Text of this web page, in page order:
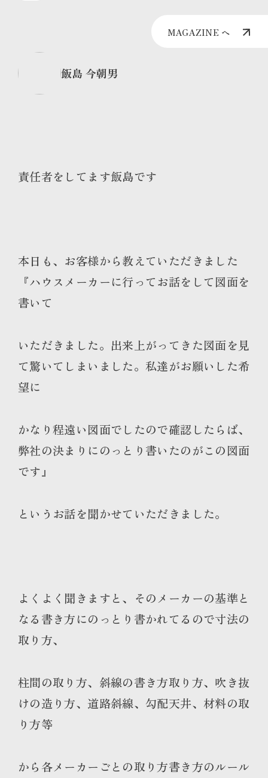
MAGAZINE へ
飯島 今朝男
責任者をしてます飯島です
本日も、お客様から教えていただきました
『ハウスメーカーに行ってお話をして図面を
書いて
いただきました。出来上がってきた図面を見
て驚いてしまいました。私達がお願いした希
望に
かなり程遠い図面でしたので確認したらば、
弊社の決まりにのっとり書いたのがこの図面
です』
というお話を聞かせていただきました。
よくよく聞きますと、そのメーカーの基準と
なる書き方にのっとり書かれてるので寸法の
取り方、
柱間の取り方、斜線の書き方取り方、吹き抜
けの造り方、道路斜線、勾配天井、材料の取
り方等
から各メーカーごとの取り方書き方のルール